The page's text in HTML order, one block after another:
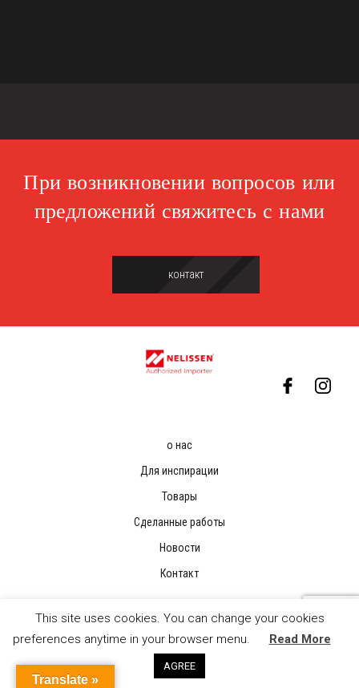
При возникновении вопросов или
предложений свяжитесь с нами
контакт
о нас
Для инспирации
Товары
Сделанные работы
Новости
Контакт
This site uses cookies. You can change your cookies
preferences anytime in your browser menu.
Read More
AGREE
Translate »